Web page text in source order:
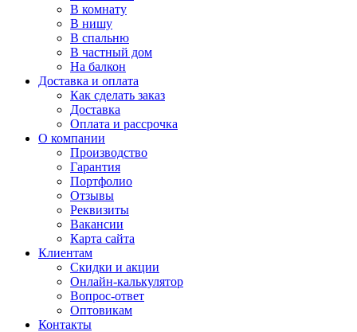
В комнату
В нишу
В спальню
В частный дом
На балкон
Доставка и оплата
Как сделать заказ
Доставка
Оплата и рассрочка
О компании
Производство
Гарантия
Портфолио
Отзывы
Реквизиты
Вакансии
Карта сайта
Клиентам
Скидки и акции
Онлайн-калькулятор
Вопрос-ответ
Оптовикам
Контакты